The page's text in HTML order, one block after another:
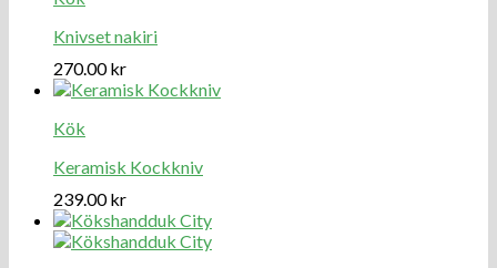
Knivset nakiri
270.00kr
Kök
Keramisk Kockkniv
239.00kr